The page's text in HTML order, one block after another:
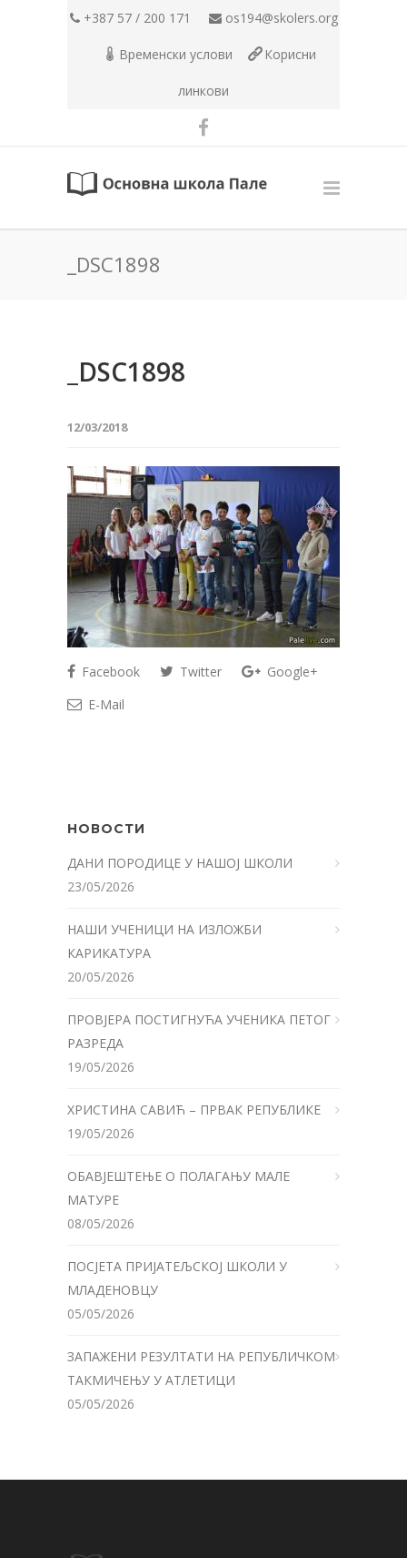
+387 57 / 200 171 os194@skolers.org
Временски услови Корисни
линкови
_DSC1898
_DSC1898
12/03/2018
Facebook Twitter
Google+
E-Mail
НОВОСТИ
ДАНИ ПОРОДИЦЕ У НАШОЈ ШКОЛИ
23/05/2026
НАШИ УЧЕНИЦИ НА ИЗЛОЖБИ
КАРИКАТУРА
20/05/2026
ПРОВЈЕРА ПОСТИГНУЋА УЧЕНИКА ПЕТОГ
РАЗРЕДА
19/05/2026
ХРИСТИНА САВИЋ – ПРВАК РЕПУБЛИКЕ
19/05/2026
ОБАВЈЕШТЕЊЕ О ПОЛАГАЊУ МАЛЕ
МАТУРЕ
08/05/2026
ПОСЈЕТА ПРИЈАТЕЉСКОЈ ШКОЛИ У
МЛАДЕНОВЦУ
05/05/2026
ЗАПАЖЕНИ РЕЗУЛТАТИ НА РЕПУБЛИЧКОМ
ТАКМИЧЕЊУ У АТЛЕТИЦИ
05/05/2026